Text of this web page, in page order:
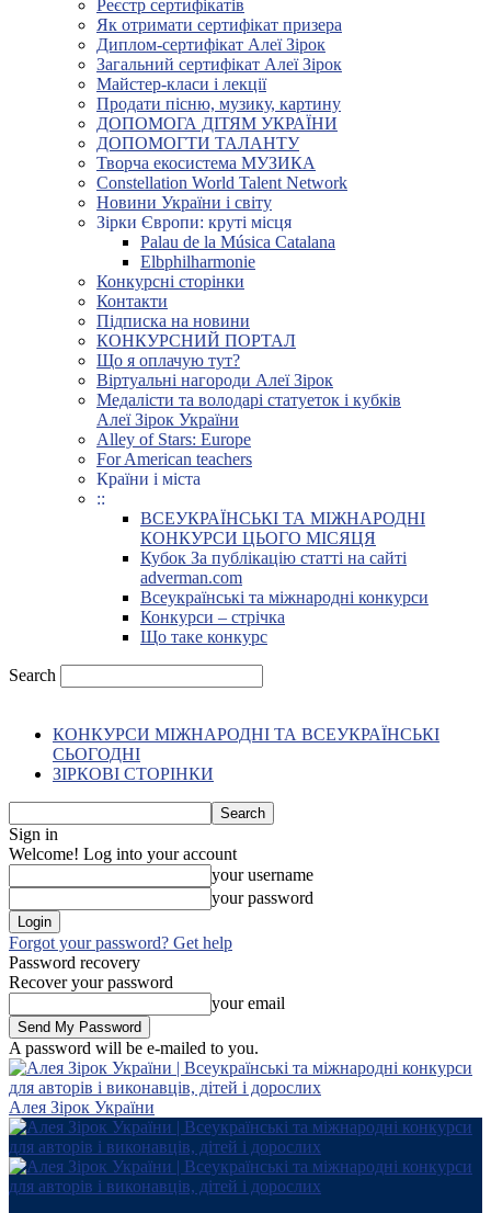
Реєстр сертифікатів
Як отримати сертифікат призера
Диплом-сертифікат Алеї Зірок
Загальний сертифікат Алеї Зірок
Майстер-класи і лекції
Продати пісню, музику, картину
ДОПОМОГА ДІТЯМ УКРАЇНИ
ДОПОМОГТИ ТАЛАНТУ
Творча екосистема МУЗИКА
Constellation World Talent Network
Новини України і світу
Зірки Європи: круті місця
Palau de la Música Catalana
Elbphilharmonie
Конкурсні сторінки
Контакти
Підписка на новини
КОНКУРСНИЙ ПОРТАЛ
Що я оплачую тут?
Віртуальні нагороди Алеї Зірок
Медалісти та володарі статуеток і кубків
Алеї Зірок України
Alley of Stars: Europe
For American teachers
Країни і міста
::
ВСЕУКРАЇНСЬКІ ТА МІЖНАРОДНІ
КОНКУРСИ ЦЬОГО МІСЯЦЯ
Кубок За публікацію статті на сайті
adverman.com
Всеукраїнські та міжнародні конкурси
Конкурси – стрічка
Що таке конкурс
Search
КОНКУРСИ МІЖНАРОДНІ ТА ВСЕУКРАЇНСЬКІ
СЬОГОДНІ
ЗІРКОВІ СТОРІНКИ
Sign in
Welcome! Log into your account
your username
your password
Forgot your password? Get help
Password recovery
Recover your password
your email
A password will be e-mailed to you.
Алея Зірок України